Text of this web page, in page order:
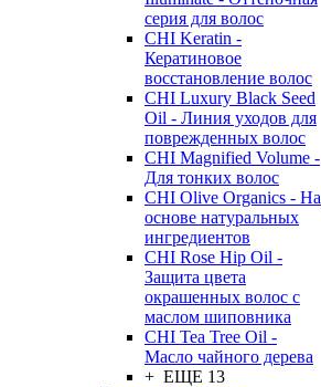
серия для волос
CHI Keratin -
Кератиновое
восстановление волос
CHI Luxury Black Seed
Oil - Линия уходов для
поврежденных волос
CHI Magnified Volume -
Для тонких волос
CHI Olive Organics - На
основе натуральных
ингредиентов
CHI Rose Hip Oil -
Защита цвета
окрашенных волос с
маслом шиповника
CHI Tea Tree Oil -
Масло чайного дерева
+ ЕЩЕ 13